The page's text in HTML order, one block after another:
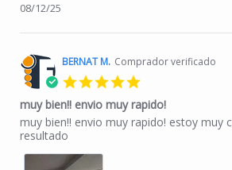
08/12/25
BERNAT M. Comprador verificado
muy bien!! envio muy rapido!
Review by BERNAT M. on 14 Jul 2025
review stating muy bien!! envio muy
muy bien!! envio muy rapido! estoy muy
resultado